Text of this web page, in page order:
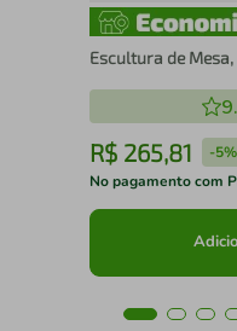
Escultura de
R$ 265,81 -5%
No pagamento com